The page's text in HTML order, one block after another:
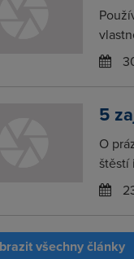
5
O
štěstí
všechny články